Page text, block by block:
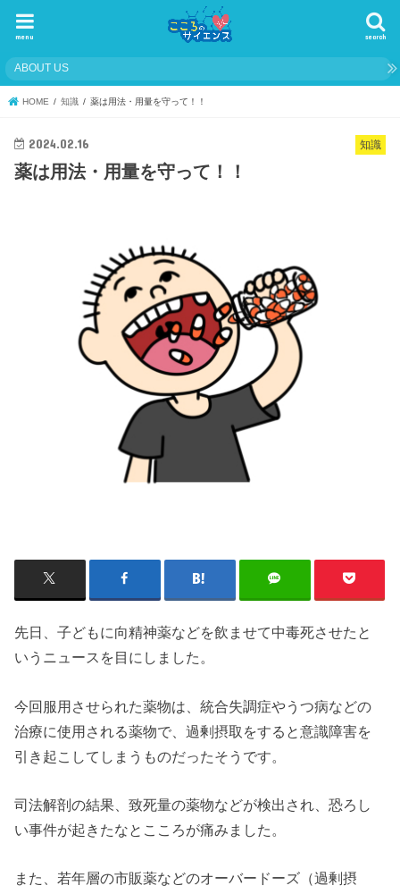
search
menu
ABOUT US
HOME 知識 薬は用法・用量を守って！！
知識
2024.02.16
薬は用法・用量を守って！！
先日、子どもに向精神薬などを飲ませて中毒死させたと
いうニュースを目にしました。
今回服用させられた薬物は、統合失調症やうつ病などの
治療に使用される薬物で、過剰摂取をすると意識障害を
引き起こしてしまうものだったそうです。
司法解剖の結果、致死量の薬物などが検出され、恐ろし
い事件が起きたなとこころが痛みました。
また、若年層の市販薬などのオーバードーズ（過剰摂